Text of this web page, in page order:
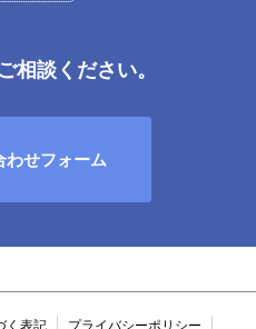
相談ください。
わせフォーム